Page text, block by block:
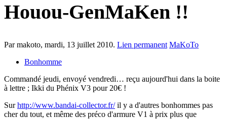
Houou-GenMaKen !!
Par makoto, mardi, 13 juillet 2010. Lien permanent MaKoTo
Bonhomme
Commandé jeudi, envoyé vendredi… reçu aujourd'hui dans la boite
à lettre ; Ikki du Phénix V3 pour 20€ !
Surhttp://www.bandai-collector.fr/il y a d'autres bonhommes pas
cher du tout, et même des préco d'armure V1 à prix plus que